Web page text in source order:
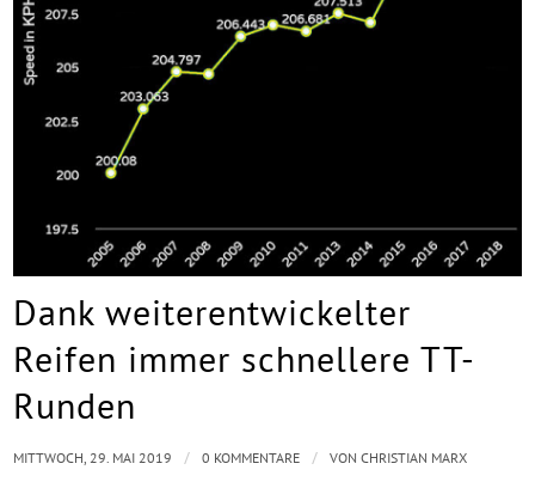
Dank weiterentwickelter
Reifen immer schnellere TT-
Runden
MITTWOCH, 29. MAI 2019 / 0 KOMMENTARE / VONCHRISTIAN MARX